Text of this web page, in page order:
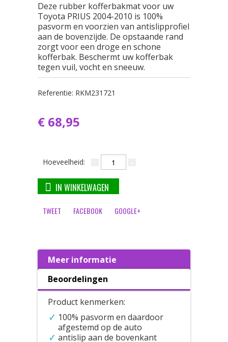
Deze rubber kofferbakmat voor uw
Toyota PRIUS 2004-2010 is 100%
pasvorm en voorzien van antislipprofiel
aan de bovenzijde. De opstaande rand
zorgt voor een droge en schone
kofferbak. Beschermt uw kofferbak
tegen vuil, vocht en sneeuw.
Referentie: RKM231721
€ 68,95
Hoeveelheid:
IN WINKELWAGEN
TWEET FACEBOOK GOOGLE+
Meer informatie
Beoordelingen
Product kenmerken:
100% pasvorm en daardoor
afgestemd op de auto
antislip aan de bovenkant